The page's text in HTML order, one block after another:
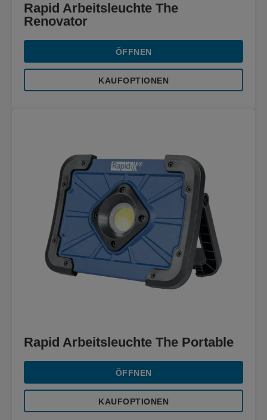
Rapid Arbeitsleuchte The
Renovator
ÖFFNEN
KAUFOPTIONEN
Rapid Arbeitsleuchte The Portable
ÖFFNEN
KAUFOPTIONEN